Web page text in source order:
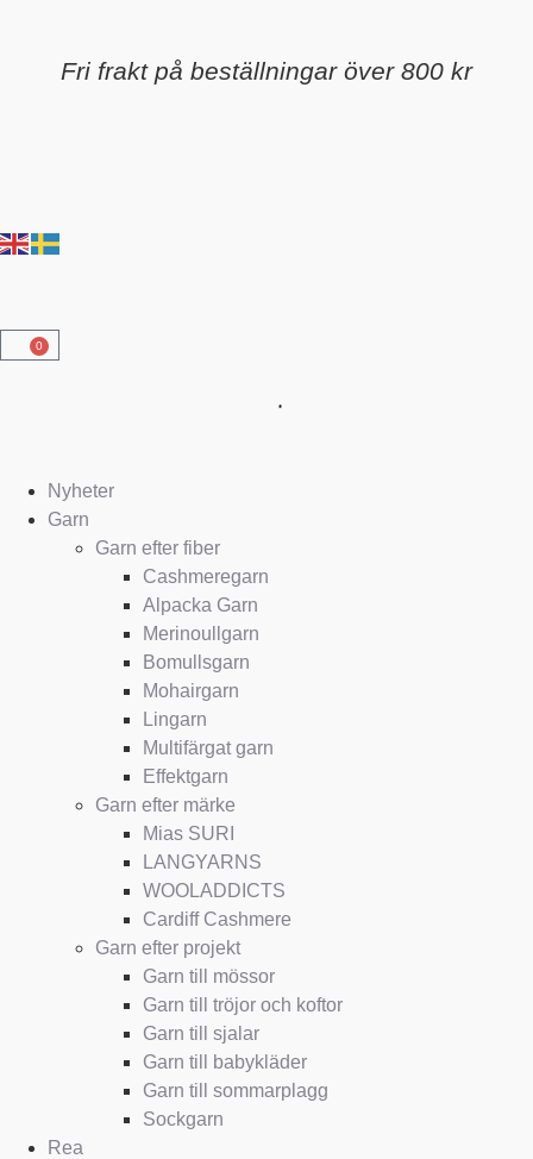
Fri frakt på beställningar över 800 kr
0
Nyheter
Garn
Garn efter fiber
Cashmeregarn
Alpacka Garn
Merinoullgarn
Bomullsgarn
Mohairgarn
Lingarn
Multifärgat garn
Effektgarn
Garn efter märke
Mias SURI
LANGYARNS
WOOLADDICTS
Cardiff Cashmere
Garn efter projekt
Garn till mössor
Garn till tröjor och koftor
Garn till sjalar
Garn till babykläder
Garn till sommarplagg
Sockgarn
Rea